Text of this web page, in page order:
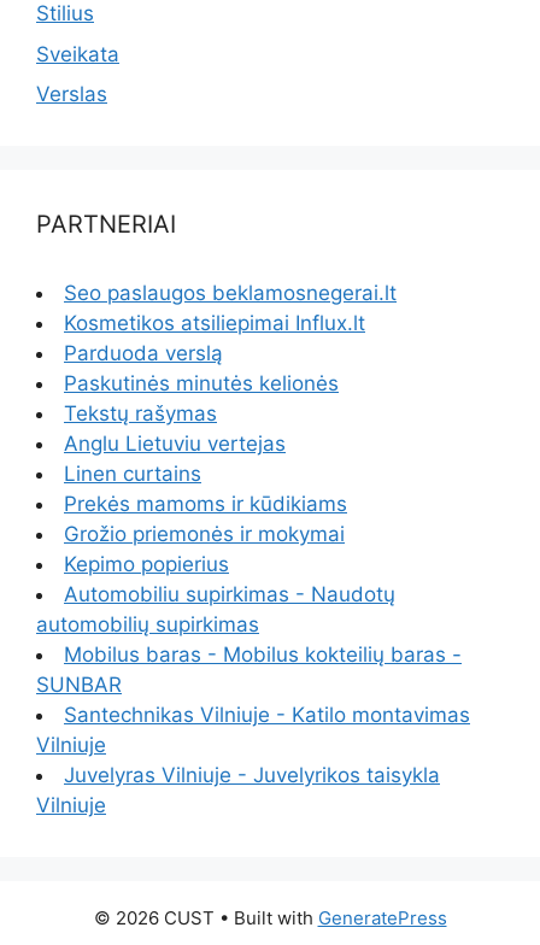
Stilius
Sveikata
Verslas
PARTNERIAI
Seo paslaugos beklamosnegerai.lt
Kosmetikos atsiliepimai Influx.lt
Parduoda verslą
Paskutinės minutės kelionės
Tekstų rašymas
Anglu Lietuviu vertejas
Linen curtains
Prekės mamoms ir kūdikiams
Grožio priemonės ir mokymai
Kepimo popierius
Automobiliu supirkimas - Naudotų
automobilių supirkimas
Mobilus baras - Mobilus kokteilių baras -
SUNBAR
Santechnikas Vilniuje - Katilo montavimas
Vilniuje
Juvelyras Vilniuje - Juvelyrikos taisykla
Vilniuje
© 2026 CUST • Built with GeneratePress